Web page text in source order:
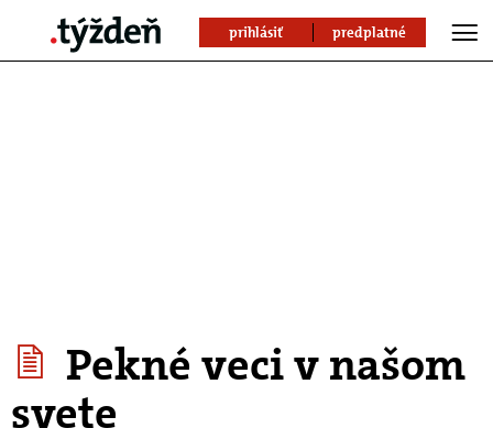
prihlásiť predplatné
Pekné veci v našom
svete